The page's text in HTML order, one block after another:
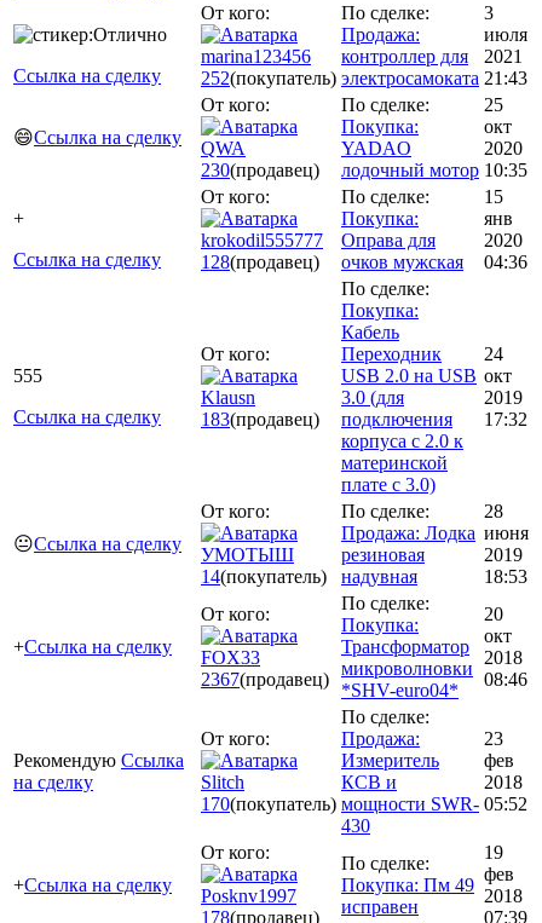
Ссылка на сделку
От кого:
marina123456
252(покупатель)
По сделке:
Продажа:
контроллер для
электросамоката
3
июля
2021
21:43
😄Ссылка на сделку
От кого:
QWA
230(продавец)
По сделке:
Покупка:
YADAO
лодочный мотор
25
окт
2020
10:35
+
Ссылка на сделку
От кого:
krokodil555777
128(продавец)
По сделке:
Покупка:
Оправа для
очков мужская
15
янв
2020
04:36
555
Ссылка на сделку
От кого:
Klausn
183(продавец)
По сделке:
Покупка:
Кабель
Переходник
USB 2.0 на USB
3.0 (для
подключения
корпуса с 2.0 к
материнской
плате с 3.0)
24
окт
2019
17:32
😐Ссылка на сделку
От кого:
УМОТЫШ
14(покупатель)
По сделке:
Продажа: Лодка
резиновая
надувная
28
июня
2019
18:53
+Ссылка на сделку
От кого:
FOX33
2367(продавец)
По сделке:
Покупка:
Трансформатор
микроволновки
*SHV-euro04*
20
окт
2018
08:46
Рекомендую Ссылка
на сделку
От кого:
Slitch
170(покупатель)
По сделке:
Продажа:
Измеритель
КСВ и
мощности SWR-
430
23
фев
2018
05:52
+Ссылка на сделку
От кого:
Posknv1997
178(продавец)
По сделке:
Покупка: Пм 49
исправен
19
фев
2018
07:39